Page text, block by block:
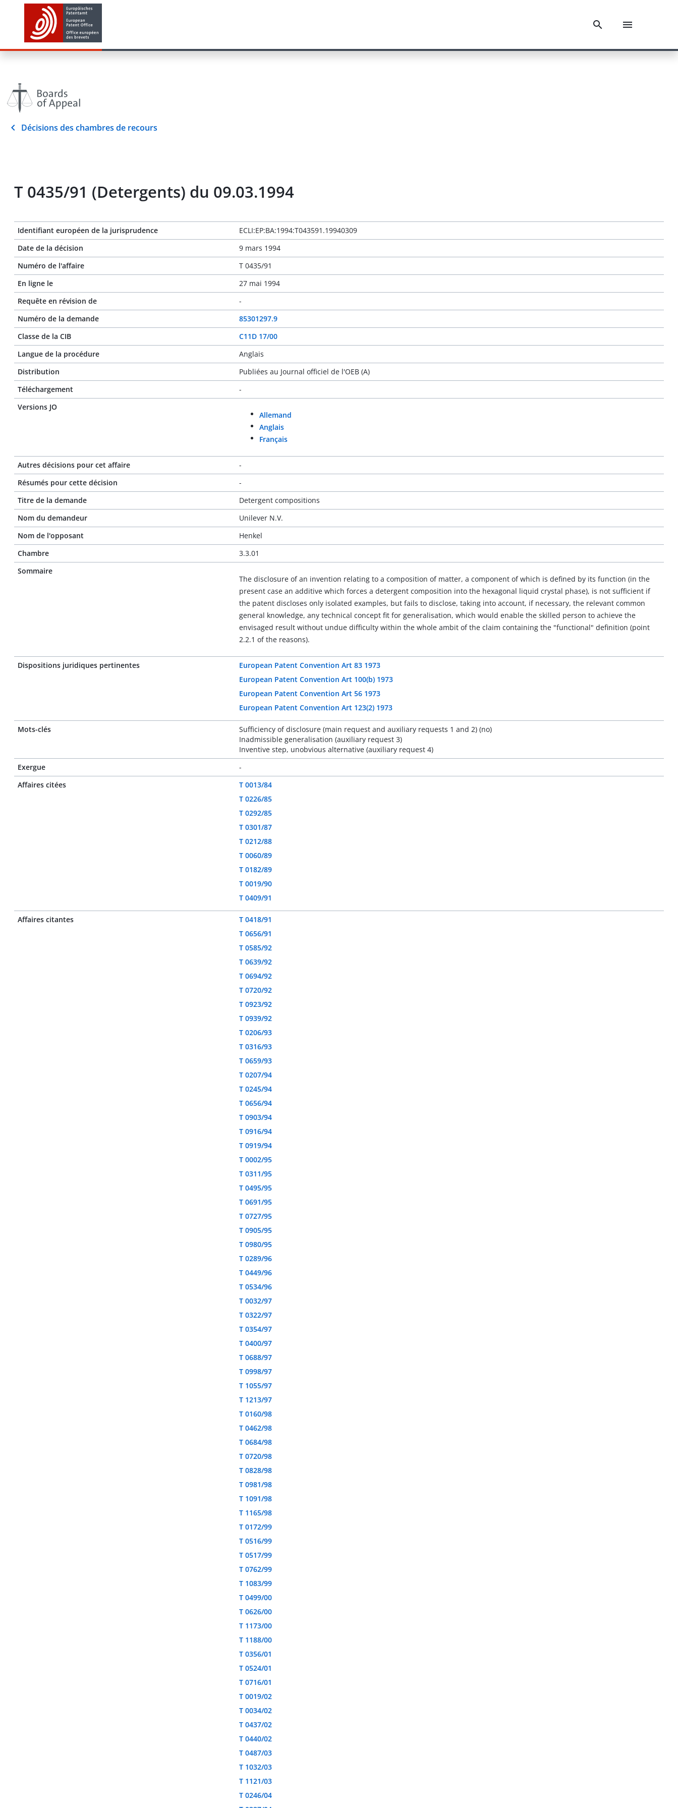
Décisions des chambres de recours
T 0435/91 (Detergents) du 09.03.1994
Identifiant européen de la jurisprudence
ECLI:EP:BA:1994:T043591.19940309
Date de la décision
9 mars 1994
Numéro de l'affaire
T 0435/91
En ligne le
27 mai 1994
Requête en révision de
-
Numéro de la demande
85301297.9
Classe de la CIB
C11D 17/00
Langue de la procédure
Anglais
Distribution
Publiées au Journal officiel de l'OEB (A)
Téléchargement
-
Versions JO
Allemand
Anglais
Français
Autres décisions pour cet affaire
-
Résumés pour cette décision
-
Titre de la demande
Detergent compositions
Nom du demandeur
Unilever N.V.
Nom de l'opposant
Henkel
Chambre
3.3.01
Sommaire
The disclosure of an invention relating to a composition of matter, a component of which is defined by its function (in the
present case an additive which forces a detergent composition into the hexagonal liquid crystal phase), is not sufficient if
the patent discloses only isolated examples, but fails to disclose, taking into account, if necessary, the relevant common
general knowledge, any technical concept fit for generalisation, which would enable the skilled person to achieve the
envisaged result without undue difficulty within the whole ambit of the claim containing the "functional" definition (point
2.2.1 of the reasons).
Dispositions juridiques pertinentes
European Patent Convention Art 83 1973
European Patent Convention Art 100(b) 1973
European Patent Convention Art 56 1973
European Patent Convention Art 123(2) 1973
Mots-clés
Sufficiency of disclosure (main request and auxiliary requests 1 and 2) (no)
Inadmissible generalisation (auxiliary request 3)
Inventive step, unobvious alternative (auxiliary request 4)
Exergue
-
Affaires citées
T 0013/84
T 0226/85
T 0292/85
T 0301/87
T 0212/88
T 0060/89
T 0182/89
T 0019/90
T 0409/91
Affaires citantes
T 0418/91
T 0656/91
T 0585/92
T 0639/92
T 0694/92
T 0720/92
T 0923/92
T 0939/92
T 0206/93
T 0316/93
T 0659/93
T 0207/94
T 0245/94
T 0656/94
T 0903/94
T 0916/94
T 0919/94
T 0002/95
T 0311/95
T 0495/95
T 0691/95
T 0727/95
T 0905/95
T 0980/95
T 0289/96
T 0449/96
T 0534/96
T 0032/97
T 0322/97
T 0354/97
T 0400/97
T 0688/97
T 0998/97
T 1055/97
T 1213/97
T 0160/98
T 0462/98
T 0684/98
T 0720/98
T 0828/98
T 0981/98
T 1091/98
T 1165/98
T 0172/99
T 0516/99
T 0517/99
T 0762/99
T 1083/99
T 0499/00
T 0626/00
T 1173/00
T 1188/00
T 0356/01
T 0524/01
T 0716/01
T 0019/02
T 0034/02
T 0437/02
T 0440/02
T 0487/03
T 1032/03
T 1121/03
T 0246/04